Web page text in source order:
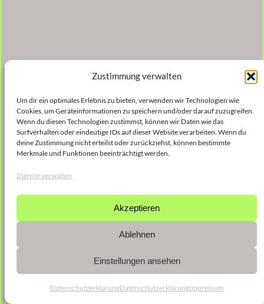
Zustimmung verwalten
Um dir ein optimales Erlebnis zu bieten, verwenden wir Technologien wie
Cookies, um Geräteinformationen zu speichern und/oder darauf zuzugreifen.
Wenn du diesen Technologien zustimmst, können wir Daten wie das
Surfverhalten oder eindeutige IDs auf dieser Website verarbeiten. Wenn du
deine Zustimmung nicht erteilst oder zurückziehst, können bestimmte
Merkmale und Funktionen beeinträchtigt werden.
Dienste verwalten
Akzeptieren
Ablehnen
Einstellungen ansehen
DatenschutzerklärungDatenschutzerklärungImpressum